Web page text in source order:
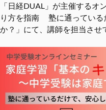
「日経DUAL」が主催するオ
り方を指南 塾に通っている
か？」にて、講師を担当させ